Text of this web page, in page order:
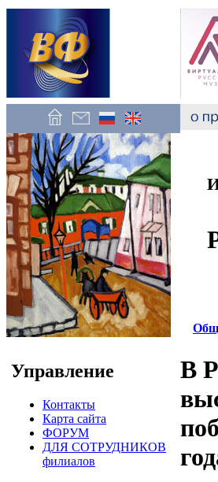
Управление
Контакты
Карта сайта
ФОРУМ
ДЛЯ СОТРУДНИКОВ
филиалов
В